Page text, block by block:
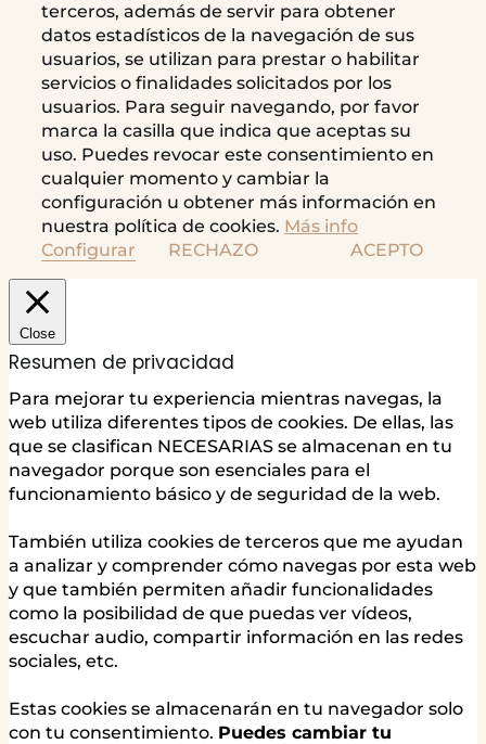
terceros, además de servir para obtener
datos estadísticos de la navegación de sus
usuarios, se utilizan para prestar o habilitar
servicios o finalidades solicitados por los
usuarios. Para seguir navegando, por favor
marca la casilla que indica que aceptas su
uso. Puedes revocar este consentimiento en
cualquier momento y cambiar la
configuración u obtener más información en
nuestra política de cookies. Más info
Configurar
RECHAZO ACEPTO
Close
Resumen de privacidad
Para mejorar tu experiencia mientras navegas, la
web utiliza diferentes tipos de cookies. De ellas, las
que se clasifican NECESARIAS se almacenan en tu
navegador porque son esenciales para el
funcionamiento básico y de seguridad de la web.
También utiliza cookies de terceros que me ayudan
a analizar y comprender cómo navegas por esta web
y que también permiten añadir funcionalidades
como la posibilidad de que puedas ver vídeos,
escuchar audio, compartir información en las redes
sociales, etc.
Estas cookies se almacenarán en tu navegador solo
con tu consentimiento. Puedes cambiar tu